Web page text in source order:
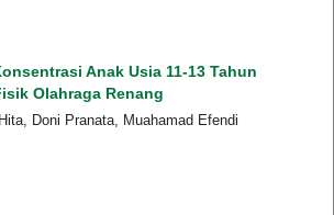
Anak Usia 11-13 Tahun
Olahraga Renang
Doni Pranata, Muahamad Efendi